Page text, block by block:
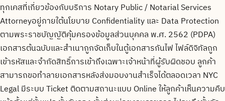
ทุกเคสที่เกี่ยวข้องกับบริการ Notary Public / Notarial Services
Attorneyอยู่ภายใต้นโยบาย Confidentiality และ Data Protection
ตามพระราชบัญญัติคุ้มครองข้อมูลส่วนบุคคล พ.ศ. 2562 (PDPA)
เอกสารต้นฉบับและสำเนาถูกจัดเก็บในตู้เอกสารกันไฟ ไฟล์ดิจิทัลถูก
เข้ารหัสและจำกัดสิทธิ์การเข้าถึงเฉพาะเจ้าหน้าที่ผู้รับผิดชอบ ลูกค้า
สามารถขอทำลายเอกสารหลังส่งมอบงานสำเร็จได้ตลอดเวลา NYC
Legal มีระบบ Ticket ติดตามสถานะแบบ Online ให้ลูกค้าเห็นความคืบ